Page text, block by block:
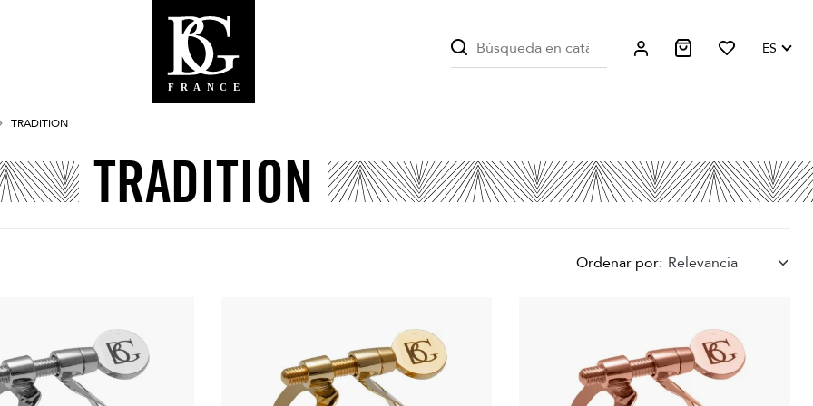
ES
TRADITION
TRADITION
Ordenar por: Relevancia